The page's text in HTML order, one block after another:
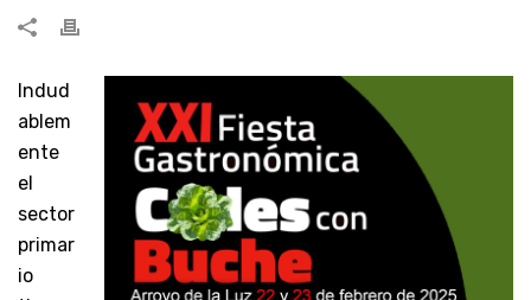
Indud
ablem
ente
el
sector
primar
io